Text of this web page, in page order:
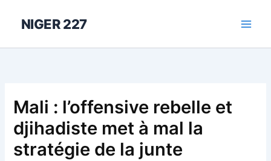
NIGER 227
Mali : l’offensive rebelle et
djihadiste met à mal la
stratégie de la junte